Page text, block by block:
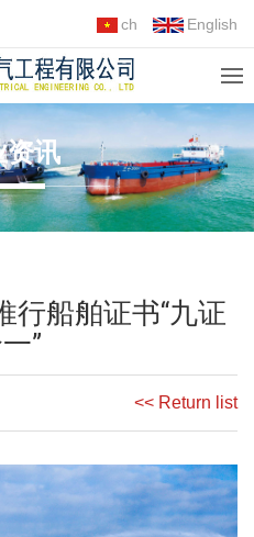
ch English
资讯
行船舶证书“九证
”
<< Return list